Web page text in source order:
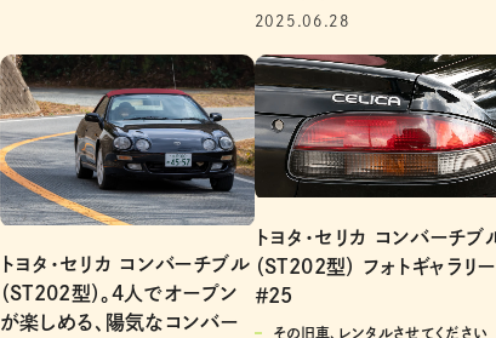
2025.06.28
トヨタ・セリカ コンバーチブル
（ST202型）。4人でオープン
が楽しめる、陽気なコンバー
トヨタ・セリカ コンバーチブ
（ST202型） フォトギャラリー
＃25
その旧車、レンタルさせてください